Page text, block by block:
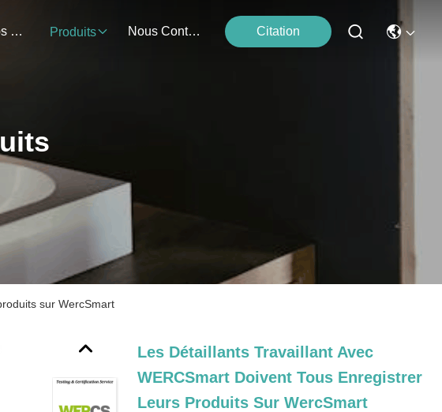
À Propos De Nous Produits Nous Contacter Citation
sur WercSmart
Les Détaillants Travaillant Avec
WERCSmart Doivent Tous Enregistrer
Leurs Produits Sur WercSmart